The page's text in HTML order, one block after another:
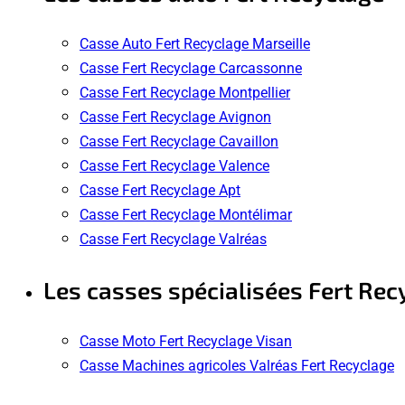
Casse Auto Fert Recyclage Marseille
Casse Fert Recyclage Carcassonne
Casse Fert Recyclage Montpellier
Casse Fert Recyclage Avignon
Casse Fert Recyclage Cavaillon
Casse Fert Recyclage Valence
Casse Fert Recyclage Apt
Casse Fert Recyclage Montélimar
Casse Fert Recyclage Valréas
Les casses spécialisées Fert
Casse Moto Fert Recyclage Visan
Casse Machines agricoles Valréas Fert Recyclage